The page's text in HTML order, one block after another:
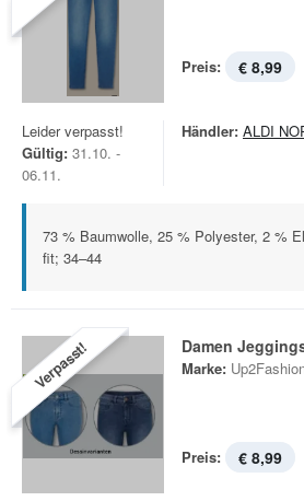
Preis: € 8,99
Leider verpasst!
Gültig: 31.10. -
06.11.
Händler: ALDI
73 % Baumwolle, 25 % Polyester, 2 %
fit; 34–44
Verpasst! Damen
Marke:
Preis: € 8,99